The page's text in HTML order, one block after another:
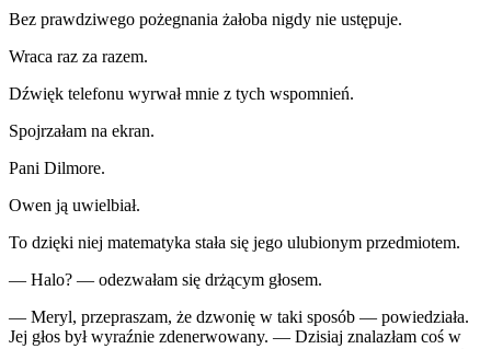
Bez prawdziwego pożegnania żałoba nigdy nie ustępuje.
Wraca raz za razem.
Dźwięk telefonu wyrwał mnie z tych wspomnień.
Spojrzałam na ekran.
Pani Dilmore.
Owen ją uwielbiał.
To dzięki niej matematyka stała się jego ulubionym przedmiotem.
— Halo? — odezwałam się drżącym głosem.
— Meryl, przepraszam, że dzwonię w taki sposób — powiedziała.
Jej głos był wyraźnie zdenerwowany. — Dzisiaj znalazłam coś w